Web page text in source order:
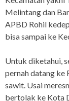
Melintang dan
APBD Rohil
bisa sampai ke
Untuk diketahui,
pernah datang ke
sawit. Usai
bertolak ke Kota